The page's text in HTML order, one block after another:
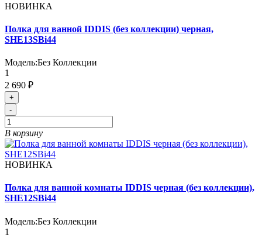
НОВИНКА
Полка для ванной IDDIS (без коллекции) черная,
SHE13SBi44
Модель:Без Коллекции
1
2 690 ₽
+
-
В корзину
НОВИНКА
Полка для ванной комнаты IDDIS черная (без коллекции),
SHE12SBi44
Модель:Без Коллекции
1